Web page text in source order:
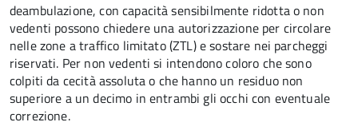
deambulazione, con capacità sensibilmente ridotta o non
vedenti possono chiedere una autorizzazione per circolare
nelle zone a traffico limitato (ZTL) e sostare nei parcheggi
riservati. Per non vedenti si intendono coloro che sono
colpiti da cecità assoluta o che hanno un residuo non
superiore a un decimo in entrambi gli occhi con eventuale
correzione.